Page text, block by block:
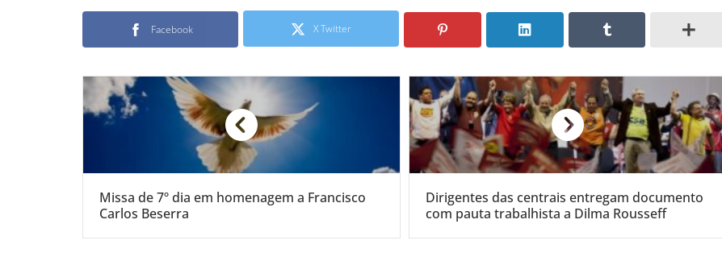
Facebook X Twitter
Missa de 7º dia em homenagem a Francisco
Carlos Beserra
Dirigentes das centrais entregam documento
com pauta trabalhista a Dilma Rousseff